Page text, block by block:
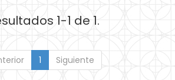
1-1 de 1.
1 Siguiente